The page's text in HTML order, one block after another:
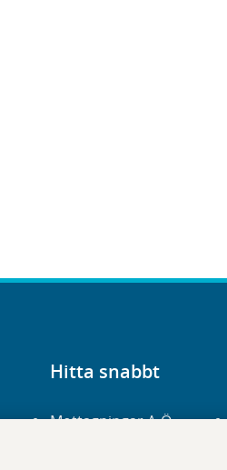
Hitta snabbt
Mottagningar A-Ö